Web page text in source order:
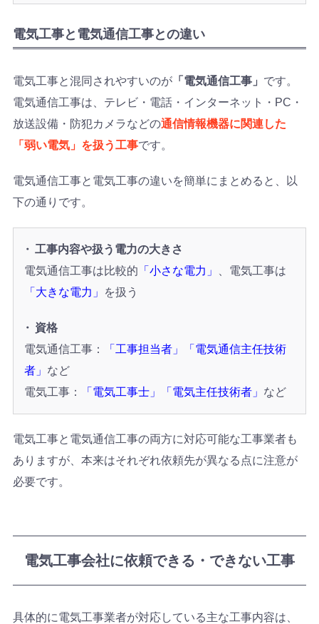
電気工事と電気通信工事との違い
電気工事と混同されやすいのが「電気通信工事」 です。
電気通信工事は、テレビ・電話・インターネット・PC・
放送設備・防犯カメラなどの通信情報機器に関連した
「弱い電気」を扱う工事です。
電気通信工事と電気工事の違いを簡単にまとめると、以
下の通りです。
工事内容や扱う電力の大きさ
電気通信工事は比較的 「小さな電力」
、電気工事は
「大きな電力」
を扱う
資格
電気通信工事：
「工事担当者」「電気通信主任技術
者」 など
電気工事：
「電気工事士」「電気主任技術者」 など
電気工事と電気通信工事の両方に対応可能な工事業者も
ありますが、本来はそれぞれ依頼先が異なる点に注意が
必要です。
電気工事会社に依頼できる・できない工事
具体的に電気工事業者が対応している主な工事内容は、